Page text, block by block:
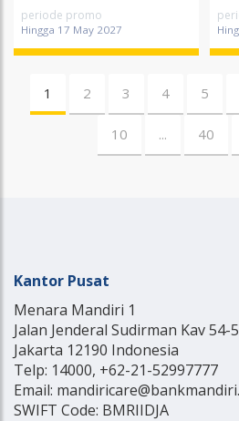
periode promo
Hingga 17 May 2027
1 2 3 4 5
10 ... 40
Kantor Pusat
Menara Mandiri 1
Jalan Jenderal Sudirman Kav 54-
Jakarta 12190 Indonesia
Telp: 14000, +62-21-52997777
Email:
SWIFT Code: BMRIIDJA